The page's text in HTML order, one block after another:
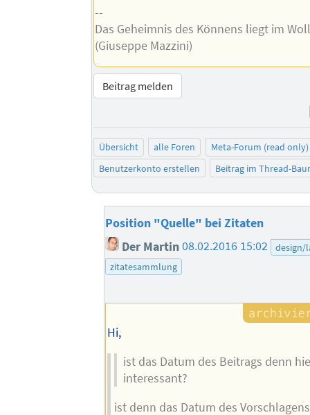
--
Das Geheimnis des Könnens liegt im
(Giuseppe Mazzini)
Beitrag melden
Übersicht alle Foren
Meta-Forum (read only)
Benutzerkonto erstellen
Beitrag im Thread-
Position "Quelle" bei Zitaten
Der Martin08.02.2016 15:02
design/
zitatesammlung
Hi,
ist das Datum des Beitrags denn
interessant?
ist denn das Datum des